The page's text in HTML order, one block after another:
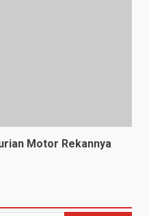
Motor Rekannya